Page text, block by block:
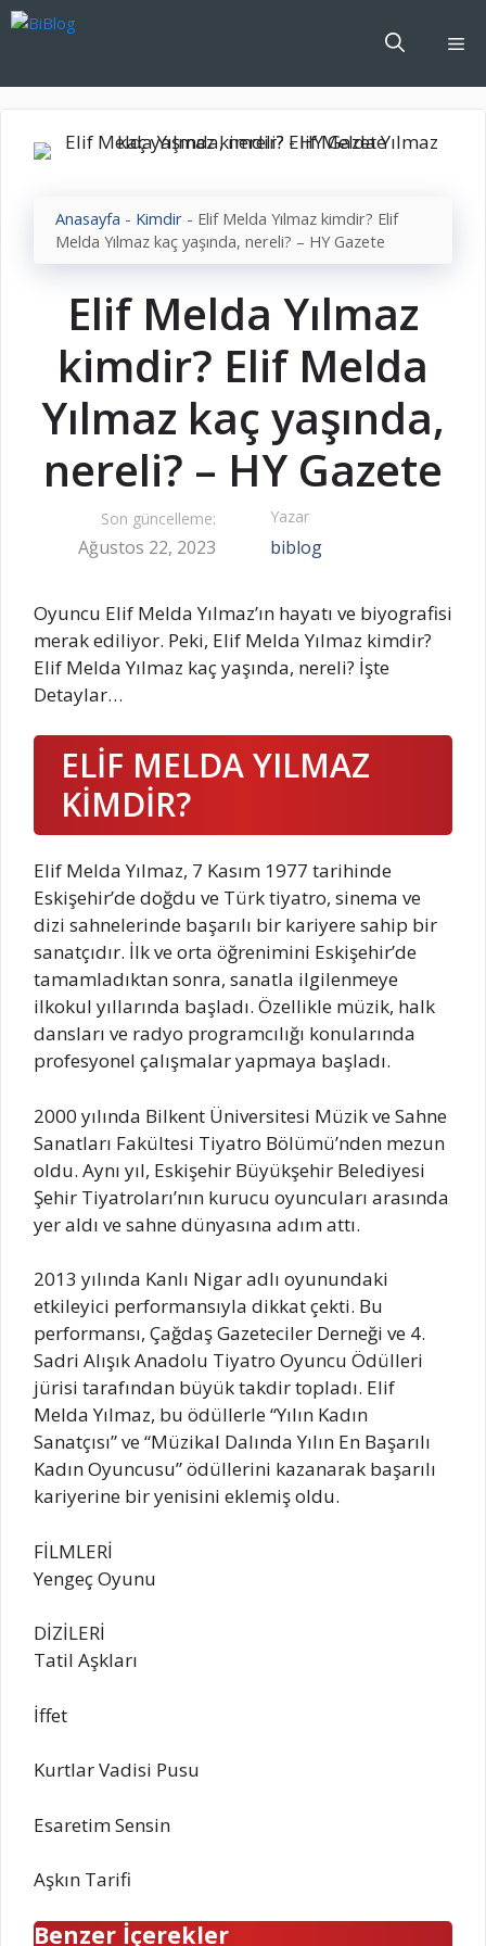
İçeriğe
Anasayfa - Kimdir - Elif Melda Yılmaz kimdir? Elif
Melda Yılmaz kaç yaşında, nereli? – HY Gazete
Elif Melda Yılmaz
kimdir? Elif Melda
Yılmaz kaç yaşında,
nereli? – HY Gazete
Son güncelleme:
Ağustos 22, 2023
Yazar
biblog
Oyuncu Elif Melda Yılmaz’ın hayatı ve biyografisi
merak ediliyor. Peki, Elif Melda Yılmaz kimdir?
Elif Melda Yılmaz kaç yaşında, nereli? İşte
Detaylar…
ELİF MELDA YILMAZ
KİMDİR?
Elif Melda Yılmaz, 7 Kasım 1977 tarihinde
Eskişehir’de doğdu ve Türk tiyatro, sinema ve
dizi sahnelerinde başarılı bir kariyere sahip bir
sanatçıdır. İlk ve orta öğrenimini Eskişehir’de
tamamladıktan sonra, sanatla ilgilenmeye
ilkokul yıllarında başladı. Özellikle müzik, halk
dansları ve radyo programcılığı konularında
profesyonel çalışmalar yapmaya başladı.
2000 yılında Bilkent Üniversitesi Müzik ve Sahne
Sanatları Fakültesi Tiyatro Bölümü’nden mezun
oldu. Aynı yıl, Eskişehir Büyükşehir Belediyesi
Şehir Tiyatroları’nın kurucu oyuncuları arasında
yer aldı ve sahne dünyasına adım attı.
2013 yılında Kanlı Nigar adlı oyunundaki
etkileyici performansıyla dikkat çekti. Bu
performansı, Çağdaş Gazeteciler Derneği ve 4.
Sadri Alışık Anadolu Tiyatro Oyuncu Ödülleri
jürisi tarafından büyük takdir topladı. Elif
Melda Yılmaz, bu ödüllerle “Yılın Kadın
Sanatçısı” ve “Müzikal Dalında Yılın En Başarılı
Kadın Oyuncusu” ödüllerini kazanarak başarılı
kariyerine bir yenisini eklemiş oldu.
FİLMLERİ
Yengeç Oyunu
DİZİLERİ
Tatil Aşkları
İffet
Kurtlar Vadisi Pusu
Esaretim Sensin
Aşkın Tarifi
Benzer İçerekler